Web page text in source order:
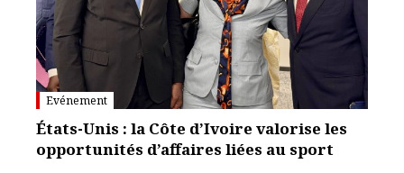
Evénement
États-Unis : la Côte d’Ivoire valorise les
opportunités d’affaires liées au sport